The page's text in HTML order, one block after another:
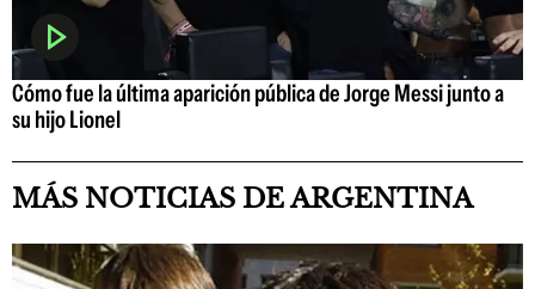
Cómo fue la última aparición pública de Jorge Messi junto a
su hijo Lionel
MÁS NOTICIAS DE ARGENTINA